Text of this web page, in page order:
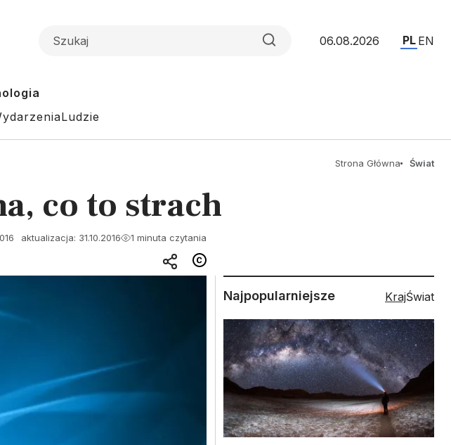
06.08.2026 PL EN
Ludzie
Strona Główna Świat
co to strach
aktualizacja: 31.10.2016 1 minuta czytania
Najpopularniejsze KrajŚwiat